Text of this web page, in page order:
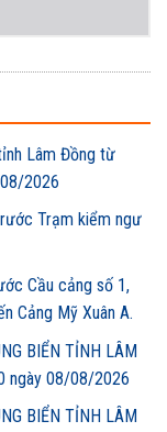
Lâm Đồng từ
2026
Trạm kiểm ngư
Cầu cảng số 1,
Cảng Mỹ Xuân A.
BIỂN TỈNH LÂM
ngày 08/08/2026
BIỂN TỈNH LÂM